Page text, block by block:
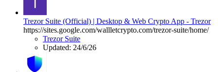
Trezor Suite (Official) | Desktop & Web Crypto App - Trezor
https://sites.google.com/wallletcrypto.com/trezor-suite/home/
Trezor Suite
Updated: 24/6/26